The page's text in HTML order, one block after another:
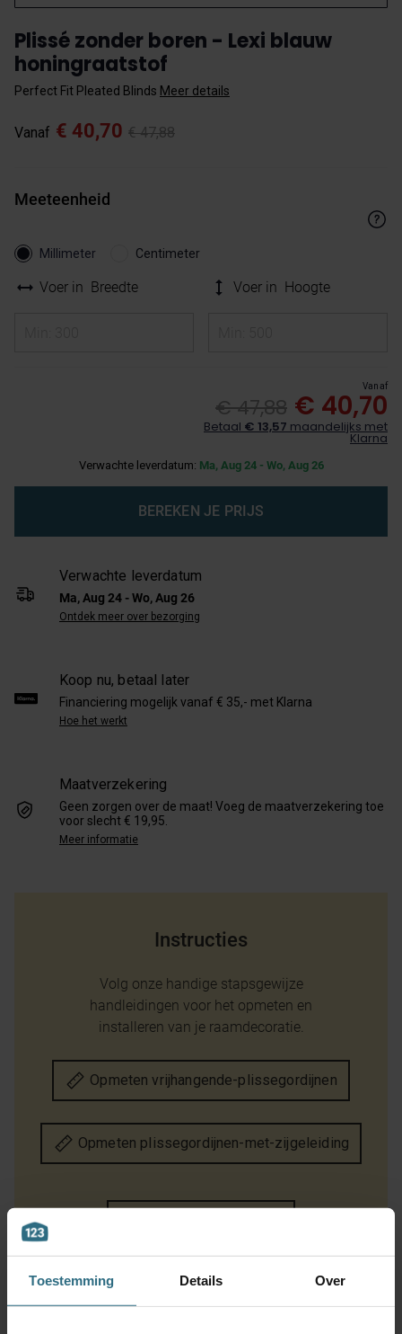
Toestemming Details Over
Plissé zonder boren - Lexi blauw
honingraatstof
Perfect Fit Pleated Blinds Meer details
Vanaf € 47,88
€ 40,70
Meeteenheid
Millimeter Centimeter
Voer in Breedte Voer in Hoogte
Vanaf
€ 47,88 € 40,70
Betaal € 13,57 maandelijks met
Klarna
Verwachte leverdatum: Ma, Aug 24 - Wo, Aug 26
BEREKEN JE PRIJS
Verwachte leverdatum
Ma, Aug 24 - Wo, Aug 26
Ontdek meer over bezorging
Koop nu, betaal later
Financiering mogelijk vanaf € 35,- met Klarna
Hoe het werkt
Maatverzekering
Geen zorgen over de maat! Voeg de maatverzekering toe
voor slecht € 19,95.
Meer informatie
Instructies
Volg onze handige stapsgewijze
handleidingen voor het opmeten en
installeren van je raamdecoratie.
Opmeten vrijhangende-plissegordijnen
Opmeten plissegordijnen-met-zijgeleiding